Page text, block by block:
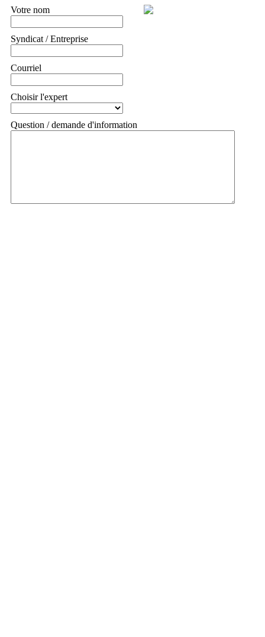
Votre nom
Syndicat / Entreprise
Courriel
Choisir l'expert
Question / demande d'information